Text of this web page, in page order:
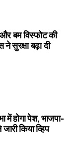
बम विस्फोट की
ने सुरक्षा बढ़ा दी
होगा पेश, भाजपा-
किया व्हिप